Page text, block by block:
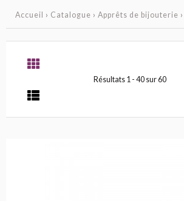
Accueil › Catalogue › Apprêts de bijouterie ›
Résultats 1 - 40 sur 60